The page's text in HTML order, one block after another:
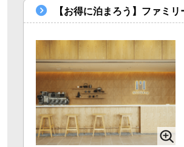
【お得に泊まろう】ファミ